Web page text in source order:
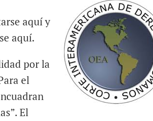
aquí y
aquí.
por la
el
El